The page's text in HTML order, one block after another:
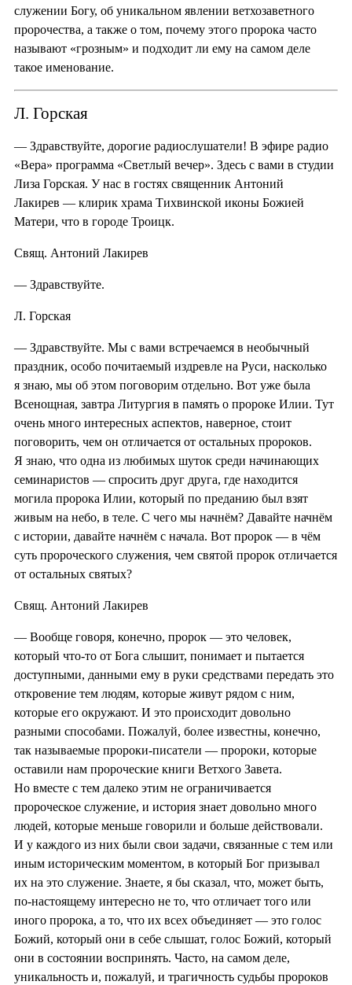
служении Богу, об уникальном явлении ветхозаветного
пророчества, а также о том, почему этого пророка часто
называют «грозным» и подходит ли ему на самом деле
такое именование.
Л. Горская
— Здравствуйте, дорогие радиослушатели! В эфире радио
«Вера» программа «Светлый вечер». Здесь с вами в студии
Лиза Горская. У нас в гостях священник Антоний
Лакирев — клирик храма Тихвинской иконы Божией
Матери, что в городе Троицк.
Свящ. Антоний Лакирев
— Здравствуйте.
Л. Горская
— Здравствуйте. Мы с вами встречаемся в необычный
праздник, особо почитаемый издревле на Руси, насколько
я знаю, мы об этом поговорим отдельно. Вот уже была
Всенощная, завтра Литургия в память о пророке Илии. Тут
очень много интересных аспектов, наверное, стоит
поговорить, чем он отличается от остальных пророков.
Я знаю, что одна из любимых шуток среди начинающих
семинаристов — спросить друг друга, где находится
могила пророка Илии, который по преданию был взят
живым на небо, в теле. С чего мы начнём? Давайте начнём
с истории, давайте начнём с начала. Вот пророк — в чём
суть пророческого служения, чем святой пророк отличается
от остальных святых?
Свящ. Антоний Лакирев
— Вообще говоря, конечно, пророк — это человек,
который что-то от Бога слышит, понимает и пытается
доступными, данными ему в руки средствами передать это
откровение тем людям, которые живут рядом с ним,
которые его окружают. И это происходит довольно
разными способами. Пожалуй, более известны, конечно,
так называемые пророки-писатели — пророки, которые
оставили нам пророческие книги Ветхого Завета.
Но вместе с тем далеко этим не ограничивается
пророческое служение, и история знает довольно много
людей, которые меньше говорили и больше действовали.
И у каждого из них были свои задачи, связанные с тем или
иным историческим моментом, в который Бог призывал
их на это служение. Знаете, я бы сказал, что, может быть,
по-настоящему интересно не то, что отличает того или
иного пророка, а то, что их всех объединяет — это голос
Божий, который они в себе слышат, голос Божий, который
они в состоянии воспринять. Часто, на самом деле,
уникальность и, пожалуй, и трагичность судьбы пророков